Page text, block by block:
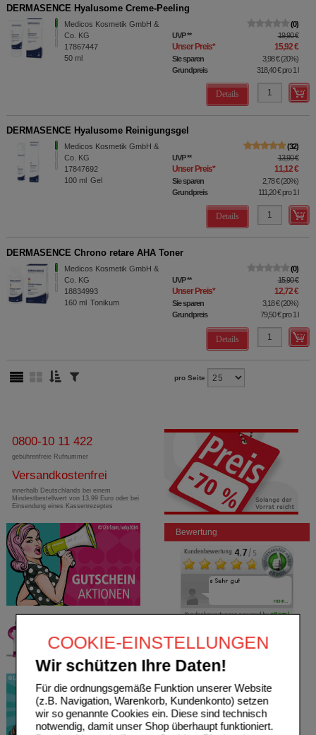
COOKIE-EINSTELLUNGEN
Wir schützen Ihre Daten!
Für die ordnungsgemäße Funktion unserer Website
(z.B. Navigation, Warenkorb, Kundenkonto) setzen
wir so genannte Cookies ein. Diese sind technisch
notwendig, damit unser Shop überhaupt funktioniert.
DERMASENCE Hyalusome Creme-Peeling
Medicos Kosmetik GmbH &
Co. KG
17867447
50 ml
0
UVP** 19,90 €
Unser Preis* 15,92 €
Sie sparen 3,98 €(20%)
Grundpreis
318,40 €pro 1 l
Details
DERMASENCE Hyalusome Reinigungsgel
Medicos Kosmetik GmbH &
Co. KG
17847692
100 ml Gel
32
UVP** 13,90 €
Unser Preis* 11,12 €
Sie sparen 2,78 €(20%)
Grundpreis
111,20 €pro 1 l
Details
DERMASENCE Chrono retare AHA Toner
Medicos Kosmetik GmbH &
Co. KG
18834993
160 ml Tonikum
0
UVP** 15,90 €
Unser Preis* 12,72 €
Sie sparen 3,18 €(20%)
Grundpreis
79,50 €pro 1 l
Details
pro Seite
0800-10 11 422
gebührenfreie Rufnummer
Versandkostenfrei
innerhalb Deutschlands bei einem
Mindestbestellwert von 13,99 Euro oder bei
Einsendung eines Kassenrezeptes
Bewertung